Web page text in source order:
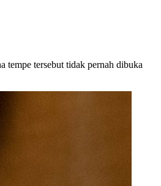
tempe tersebut tidak pernah dibuka